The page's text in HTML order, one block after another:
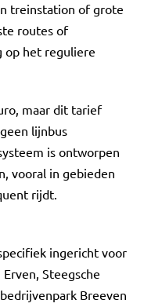
treinstation of grote
routes of
op het reguliere
maar dit tarief
lijnbus
is ontworpen
vooral in gebieden
rijdt.
ingericht voor
Steegsche
Breeven